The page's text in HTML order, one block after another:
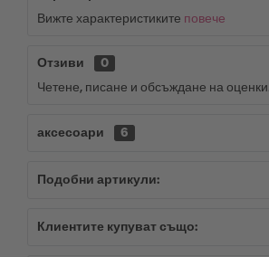
Вижте характеристиките повече
Отзиви
0
Четене, писане и обсъждане на
аксесоари 6
Подобни артикули:
Клиентите купуват също: